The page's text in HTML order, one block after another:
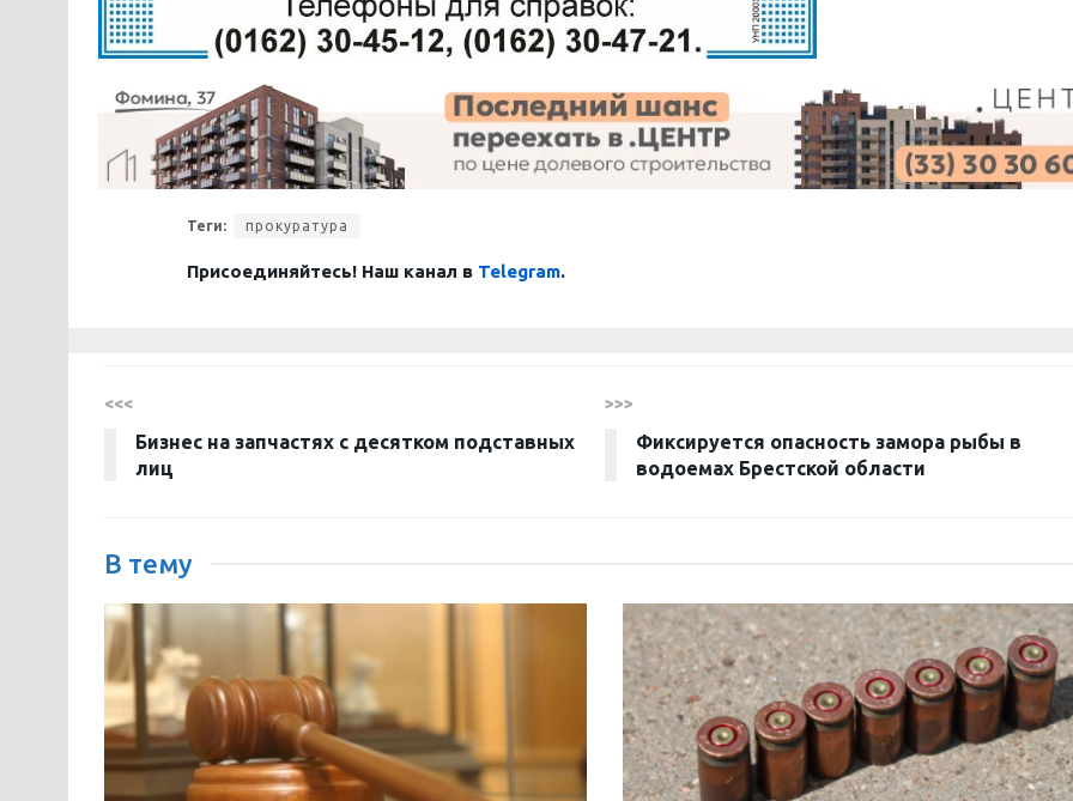
Теги: прокуратура
Присоединяйтесь! Наш канал в Telegram.
<<<
Бизнес на запчастях с десятком подставных
лиц
>>>
Фиксируется опасность замора рыбы в
водоемах Брестской области
В тему